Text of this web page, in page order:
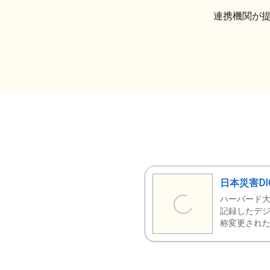
連携機関が
日本災害
ハーバード
記録したデ
称変更された